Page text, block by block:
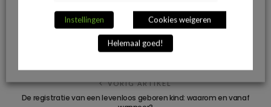
DEEL OP FACEBOOK
VORIG ARTIKEL
De registratie van een levenloos geboren kind: waarom en vanaf
Instellingen Cookies weigeren
Helemaal goed!